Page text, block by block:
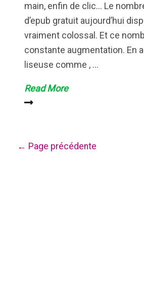
main, enfin de clic… Le
d’epub gratuit aujourd’hui
vraiment colossal. Et ce
constante augmentation. En
liseuse comme , …
Livre
gratuit
bonnes
Read More
Navigation
← Page précédente